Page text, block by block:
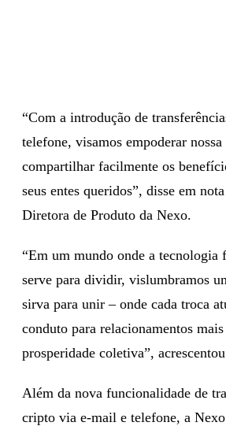
“Com a introdução de
telefone, visamos empoderar
compartilhar facilmente os
seus entes queridos”, disse em
Diretora de Produto da Nexo.
“Em um mundo onde a tecnologia
serve para dividir, vislumbramos
sirva para unir – onde cada troca
conduto para relacionamentos
prosperidade coletiva”,
Além da nova funcionalidade de
cripto via e-mail e telefone, a